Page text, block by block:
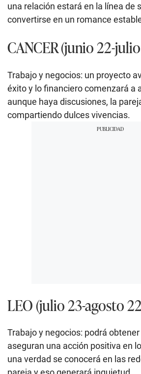
una relación estará en la línea de
convertirse en un romance
CANCER (junio 22-
Trabajo y negocios: un proyecto
éxito y lo financiero comenzará a
aunque haya discusiones, la
compartiendo dulces vivencias.
LEO (julio 23-agosto
Trabajo y negocios: podrá
aseguran una acción positiva en
una verdad se conocerá en las